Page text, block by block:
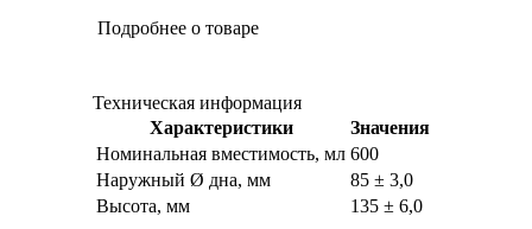
Подробнее о товаре
Техническая информация
Характеристики
Значения
Номинальная вместимость, мл 600
Наружный Ø дна, мм
85 ± 3,0
Высота, мм
135 ± 6,0